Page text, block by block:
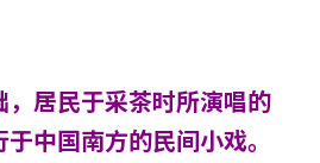
居民于采茶时所演唱的
中国南方的民间小戏。